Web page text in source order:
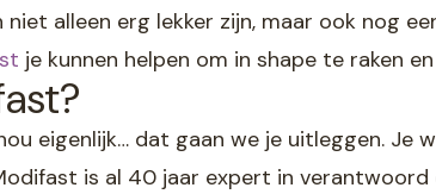
alleen erg lekker zijn, maar ook nog
je kunnen helpen om in shape te raken
eigenlijk… dat gaan we je uitleggen. Je
is al 40 jaar expert in verantwoord